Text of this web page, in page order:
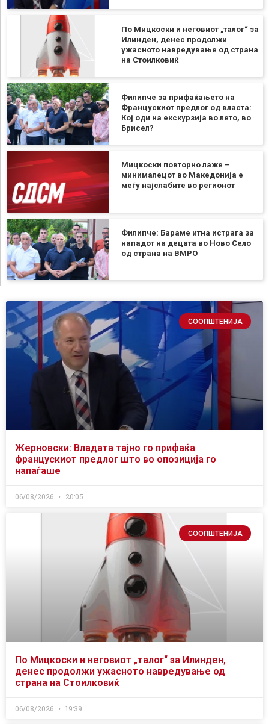
По Мицкоски и неговиот „талог“ за
Илинден, денес продолжи
ужасното навредување од страна
на Стоилковиќ
Филипче за прифаќањето на
Францускиот предлог од власта:
Кој оди на екскурзија во лето, во
Брисел?
Мицкоски повторно лаже –
минималецот во Македонија е
меѓу најслабите во регионот
Филипче: Бараме итна истрага за
нападот на децата во Ново Село
од страна на ВМРО
СООПШТЕНИЈА
Жерновски: Владата тајно го прифаќа
францускиот предлог што во опозиција го
напаѓаше
06/08/2026 20:05
СООПШТЕНИЈА
По Мицкоски и неговиот „талог“ за Илинден,
денес продолжи ужасното навредување од
страна на Стоилковиќ
06/08/2026 19:39